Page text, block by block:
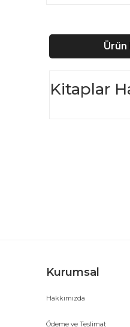
Ürün
Kitaplar
Kurumsal
Hakkımızda
Ödeme ve Teslimat